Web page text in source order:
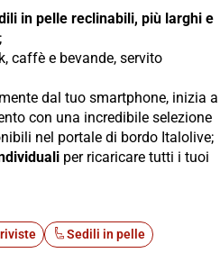
in pelle reclinabili, più larghi e
caffè e bevande, servito
dal tuo smartphone, inizia a
con una incredibile selezione
nel portale di bordo Italolive;
per ricaricare tutti i tuoi
Sedili in pelle